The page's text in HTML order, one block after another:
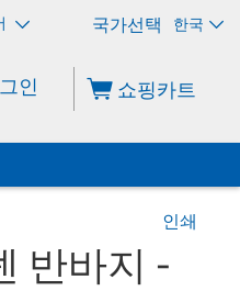
한국
인 쇼핑카트
인쇄
반바지 -